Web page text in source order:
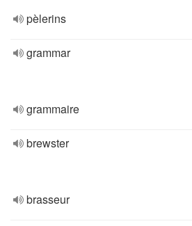
pèlerins
grammar
grammaire
brewster
brasseur